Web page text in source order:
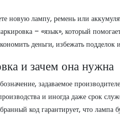
новую лампу, ремень или
– «язык», который
деньги, избежать подделок
и зачем она нужна
задаваемое
и иногда даже срок
код гарантирует, что лампа